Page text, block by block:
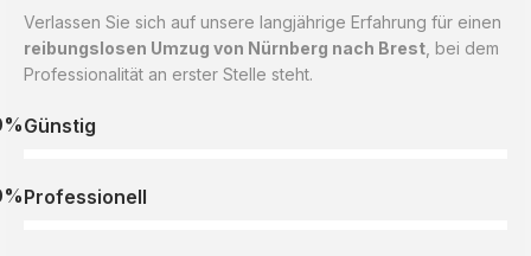
Verlassen Sie sich auf unsere langjährige Erfahrung für einen
reibungslosen Umzug von Nürnberg nach Brest , bei dem
Professionalität an erster Stelle steht.
Günstig
Professionell